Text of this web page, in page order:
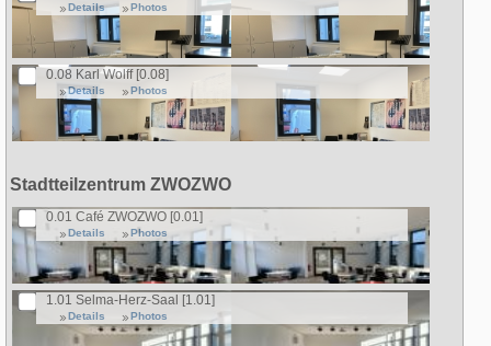
Details Photos
0.08 Karl Wolff [0.08]
Details Photos
Stadtteilzentrum ZWOZWO
0.01 Café ZWOZWO [0.01]
Details Photos
1.01 Selma-Herz-Saal [1.01]
Details Photos